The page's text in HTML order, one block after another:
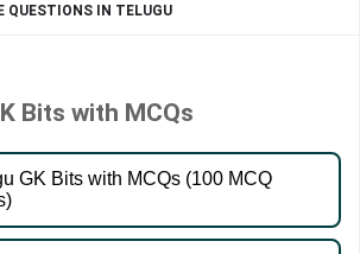
QUESTIONS IN TELUGU
Bits with MCQs
GK Bits with MCQs (100 MCQ